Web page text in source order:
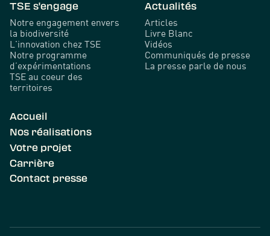
TSE s'engage
Notre engagement envers
la biodiversité
L'innovation chez TSE
Notre programme
d’expérimentations
TSE au coeur des
territoires
Actualités
Articles
Livre Blanc
Vidéos
Communiqués de presse
La presse parle de nous
Accueil
Nos réalisations
Votre projet
Carrière
Contact presse